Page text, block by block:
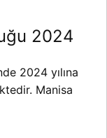
2024
2024 yılına
Manisa